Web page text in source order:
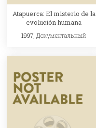
Atapuerca: El misterio de la
evolución humana
1997, Документальный